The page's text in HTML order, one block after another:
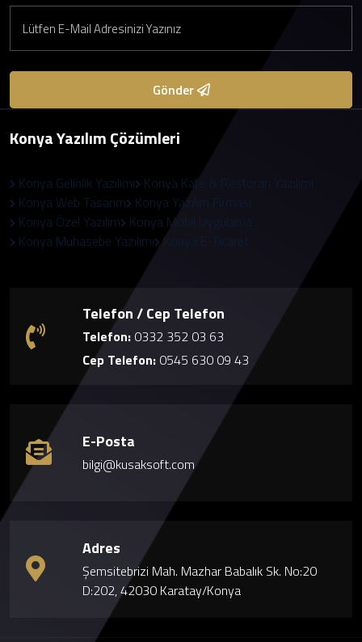
Gönder
Konya Yazılım Çözümleri
Konya Gelinlik Yazılımı Konya Kafe & Restoran Yazılımı
Konya Web Tasarım Konya Yazılım Firması
Konya Özel Yazılım Konya Mobil Uygulama
Konya Muhasebe Yazılımı Konya E-Ticaret
Telefon / Cep Telefon
Telefon: 0332 352 03 63
Cep Telefon: 0545 630 09 43
E-Posta
bilgi@kusaksoft.com
Adres
Şemsitebrizi Mah. Mazhar Babalık Sk. No:20
D:202, 42030 Karatay/Konya